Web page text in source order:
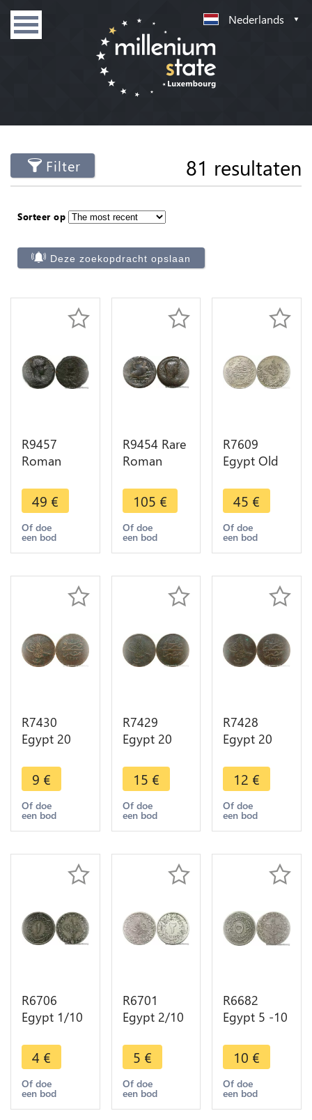
Nederlands
Filter 81 resultaten
Sorteer op
Deze zoekopdracht opslaan
R9457
Roman
Elagabal
Serapis
Kalathos
Alexandria
Make offer
49 €
Of doe
een bod
R9454 Rare
Roman
Drachm
Hadrian
Dated RY
12 127
> Make
105 €
Of doe
een bod
R7609
Egypt Old
10 Qirsh
Abdul
Hamid II
AH 1293
Heaton
45 €
Of doe
een bod
R7430
Egypt 20
Aziz AH
1277 /4
1863 ->
Make offer
9 €
Of doe
een bod
R7429
Egypt 20
Aziz AH
1277 /8
1867 ->
Make offer
15 €
Of doe
een bod
R7428
Egypt 20
Aziz AH
1277 /9
1868 ->
Make offer
12 €
Of doe
een bod
R6706
Egypt 1/10
Hamid II
AH 1293
/24 1898 ->
Make offer
4 €
Of doe
een bod
R6701
Egypt 2/10
Hamid II
AH 1293
/10 1884 ->
Make offer
5 €
Of doe
een bod
R6682
Egypt 5 -10
Hamid II
AH 1293
/20 1894 ->
Make offer
10 €
Of doe
een bod